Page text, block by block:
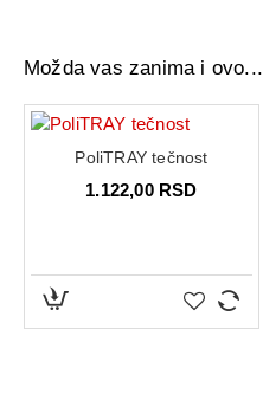
Možda vas zanima i ovo...
PoliTRAY tečnost
1.122,00 RSD